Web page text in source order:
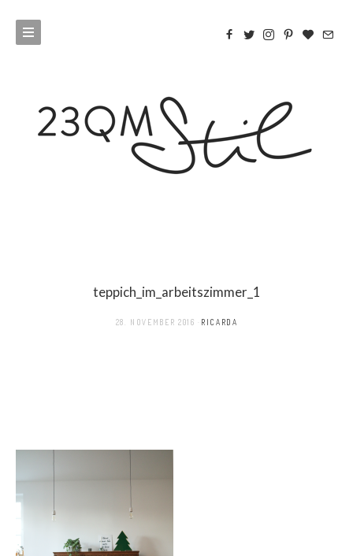
teppich_im_arbeitszimmer_1
28. NOVEMBER 2016 RICARDA